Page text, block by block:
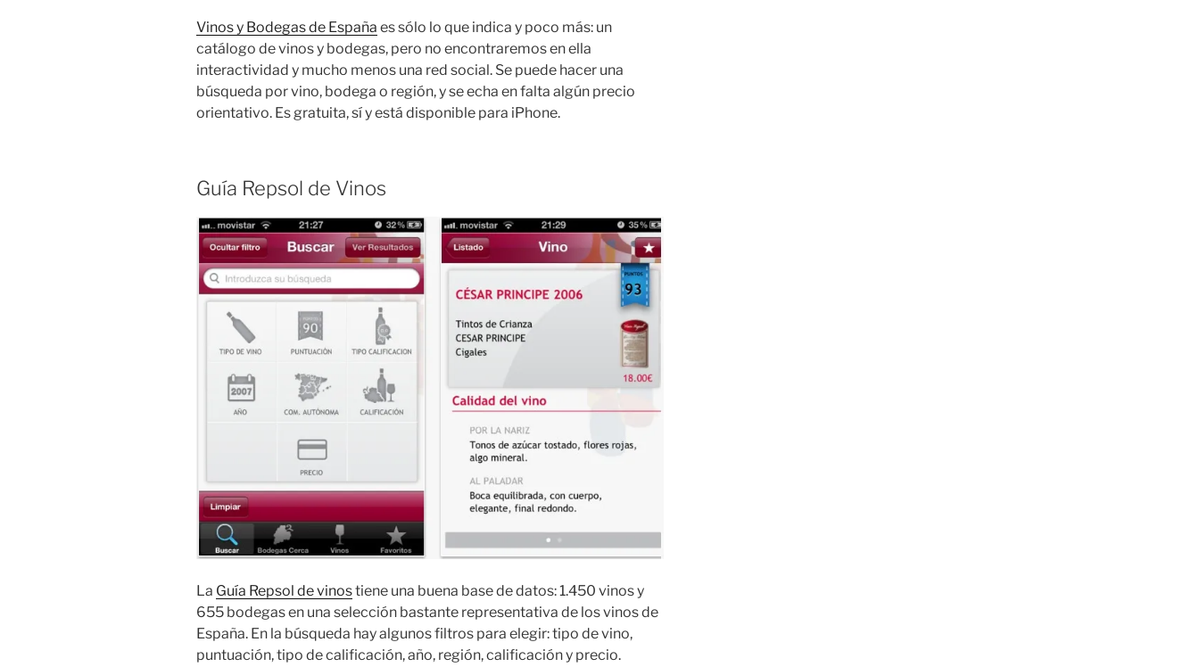
Vinos y Bodegas de España es sólo lo que indica y poco más: un
catálogo de vinos y bodegas, pero no encontraremos en ella
interactividad y mucho menos una red social. Se puede hacer una
búsqueda por vino, bodega o región, y se echa en falta algún precio
orientativo. Es gratuita, sí y está disponible para iPhone.
Guía Repsol de Vinos
La Guía Repsol de vinostiene una buena base de datos: 1.450 vinos y
655 bodegas en una selección bastante representativa de los vinos de
España. En la búsqueda hay algunos filtros para elegir: tipo de vino,
puntuación, tipo de calificación, año, región, calificación y precio.